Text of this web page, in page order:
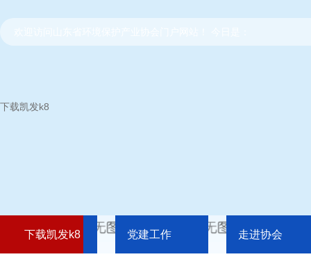
下载凯发k8
下载凯发k8 党建工作 走进协会